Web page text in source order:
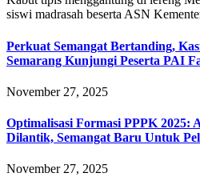
siswi madrasah beserta ASN
Perkuat Semangat Bertanding,
Semarang Kunjungi Peserta PAI
November 27, 2025
Optimalisasi Formasi PPPK 2025:
Dilantik, Semangat Baru Untuk
November 27, 2025